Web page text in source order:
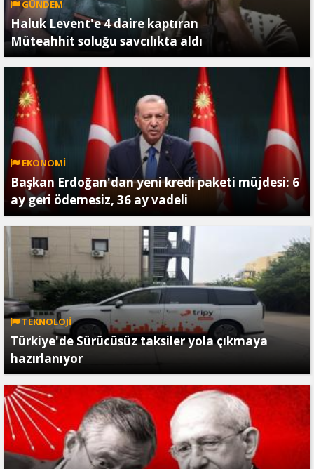
GÜNDEM
Haluk Levent'e 4 daire kaptıran
Müteahhit soluğu savcılıkta aldı
EKONOMİ
Başkan Erdoğan'dan yeni kredi paketi müjdesi: 6
ay geri ödemesiz, 36 ay vadeli
TEKNOLOJİ
Türkiye'de Sürücüsüz taksiler yola çıkmaya
hazırlanıyor